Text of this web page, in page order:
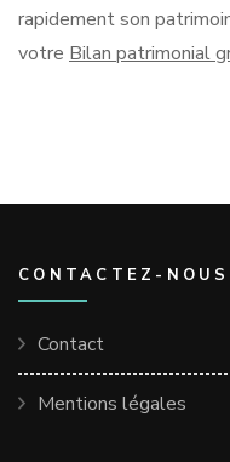
rapidement son
votre Bilan patrimonial
CONTACTEZ-NOUS
Contact
Mentions légales